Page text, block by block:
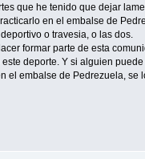
que he tenido que dejar
en el embalse de
o travesia, o las dos.
formar parte de esta
deporte. Y si alguien
el embalse de Pedrezuela, se